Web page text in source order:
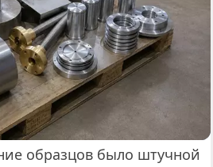
образцов было штучной